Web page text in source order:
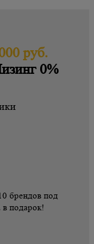
руб.
0%
брендов под
подарок!